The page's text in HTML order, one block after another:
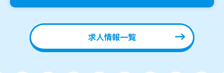
求人情報一覧